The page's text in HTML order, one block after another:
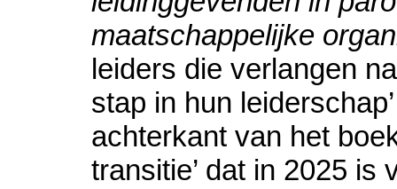
maatschappelijke
leiders die verlangen
stap in hun
achterkant van het
transitie’ dat in 2025 is